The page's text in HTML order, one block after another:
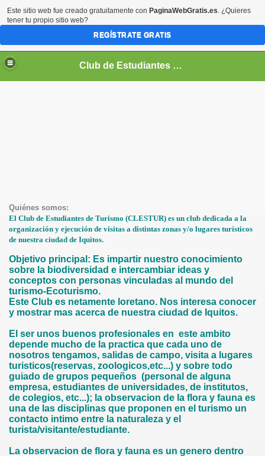
Club de Estudiantes de Turismo
Quiénes somos:
El Club de Estudiantes de Turismo (CLESTUR) es un club dedicada a la
organización y ejecución de visitas a distintas zonas y/o lugares turísticos
de nuestra ciudad de Iquitos.
Objetivo principal: Es impartir nuestro conocimiento
sobre la biodiversidad e intercambiar ideas y
conceptos con personas vinculadas al mundo del
turismo-Ecoturismo.
Este Club es netamente loretano. Nos interesa conocer
y mostrar mas acerca de nuestra ciudad de Iquitos.
El ser unos buenos profesionales en este ambito
depende mucho de la practica que cada uno de
nosotros tengamos, salidas de campo, visita a lugares
turisticos(reservas, zoologicos,etc...) y sobre todo
guiado de grupos pequeños (personal de alguna
empresa, estudiantes de universidades, de institutos,
de colegios, etc...); la observacion de la flora y fauna es
una de las disciplinas que proponen en el turismo un
contacto intimo entre la naturaleza y el
turista/visitante/estudiante.
La observacion de flora y fauna es un genero dentro
Este sitio web fue creado gratuitamente con PaginaWebGratis.es. ¿Quieres
tener tu propio sitio web?
REGÍSTRATE GRATIS